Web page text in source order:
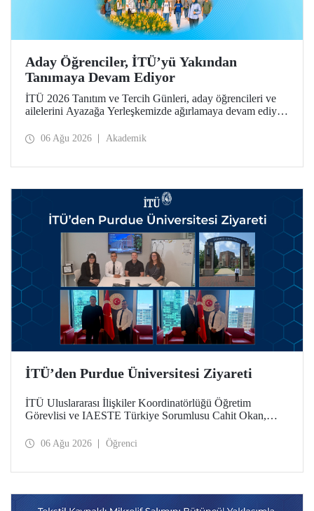
Aday Öğrenciler, İTÜ’yü Yakından
Tanımaya Devam Ediyor
İTÜ 2026 Tanıtım ve Tercih Günleri, aday öğrencileri ve
ailelerini Ayazağa Yerleşkemizde ağırlamaya devam ediyor.
ilgili fakülte ve birimler adaylara bilgi vermeye devam
06 Ağu 2026 Akademik
İTÜ’den Purdue Üniversitesi Ziyareti
İTÜ Uluslararası İlişkiler Koordinatörlüğü Öğretim
Görevlisi ve IAESTE Türkiye Sorumlusu Cahit Okan,
Temmuz tarihlerinde ABD’de dünyanın önde gelen
06 Ağu 2026 Öğrenci